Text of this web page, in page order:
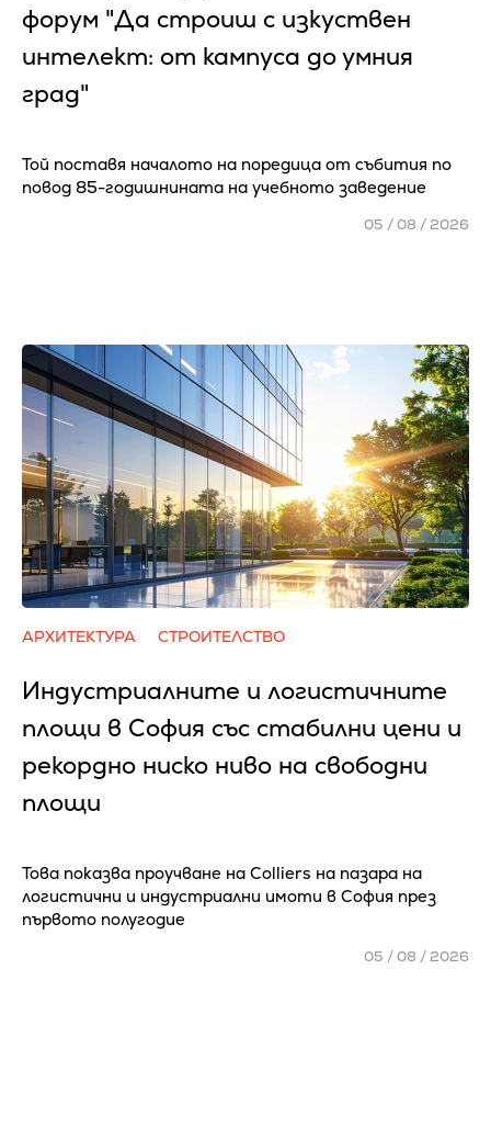
форум "Да строиш с изкуствен
интелект: от кампуса до умния
град"
Той поставя началото на поредица от събития по
повод 85-годишнината на учебното заведение
05 / 08 / 2026
АРХИТЕКТУРА СТРОИТЕЛСТВО
Индустриалните и логистичните
площи в София със стабилни цени и
рекордно ниско ниво на свободни
площи
Това показва проучване на Colliers на пазара на
логистични и индустриални имоти в София през
първото полугодие
05 / 08 / 2026